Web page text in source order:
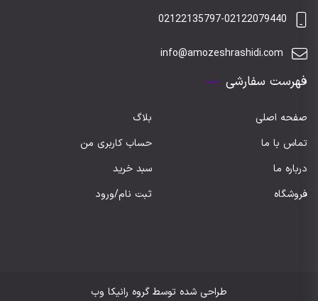
02122135797-02122079440
info@amozeshrashidi.com
فهرست سفارشی
صفحه اصلی
بلاگ
تماس با ما
حساب کاربری من
درباره ما
سبد خرید
فروشگاه
ثبت نام/ورود
طراحی شده توسط گروه رانیکا وب